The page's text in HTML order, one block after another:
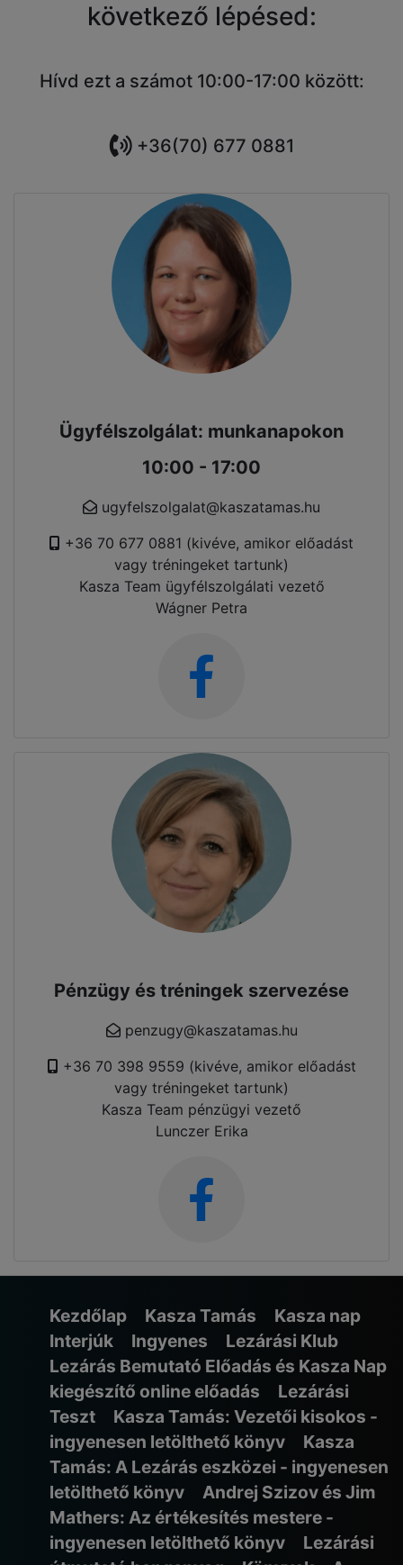
következő lépésed:
Hívd ezt a számot 10:00-17:00 között:
+36(70) 677 0881
Ügyfélszolgálat: munkanapokon
10:00 - 17:00
ugyfelszolgalat@kaszatamas.hu
+36 70 677 0881 (kivéve, amikor előadást
vagy tréningeket tartunk)
Kasza Team ügyfélszolgálati vezető
Wágner Petra
Pénzügy és tréningek szervezése
penzugy@kaszatamas.hu
+36 70 398 9559 (kivéve, amikor előadást
vagy tréningeket tartunk)
Kasza Team pénzügyi vezető
Lunczer Erika
Kezdőlap Kasza Tamás
Kasza nap
Interjúk
Ingyenes
Lezárási Klub
Lezárás Bemutató Előadás és Kasza Nap
kiegészítő online előadás
Lezárási
Teszt
Kasza Tamás: Vezetői kisokos -
ingyenesen letölthető könyv
Kasza
Tamás: A Lezárás eszközei - ingyenesen
letölthető könyv
Andrej Szizov és Jim
Mathers: Az értékesítés mestere -
ingyenesen letölthető könyv
Lezárási